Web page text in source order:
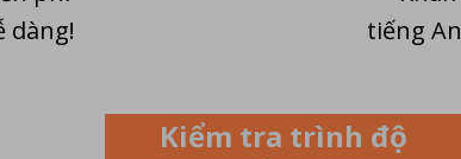
Kiểm tra trình độ
dàng!
tiếng